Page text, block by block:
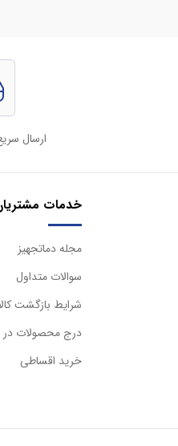
ارسال
خدمات
مجله دماتجهیز
سوالات متداول
شرایط بازگشت
درج محصولات در
خرید اقساطی